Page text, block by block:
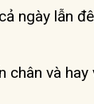
ngày lẫn
chân và hay